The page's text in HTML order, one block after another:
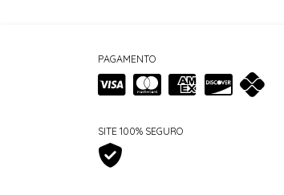
PAGAMENTO
SITE 100% SEGURO